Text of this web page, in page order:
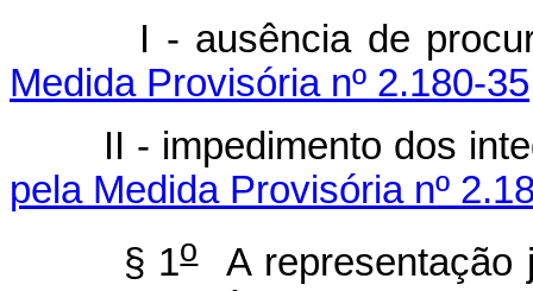
I - ausência de
Medida Provisória nº 2.180-
II - impedimento dos
pela Medida Provisória nº
§ 1oA representação